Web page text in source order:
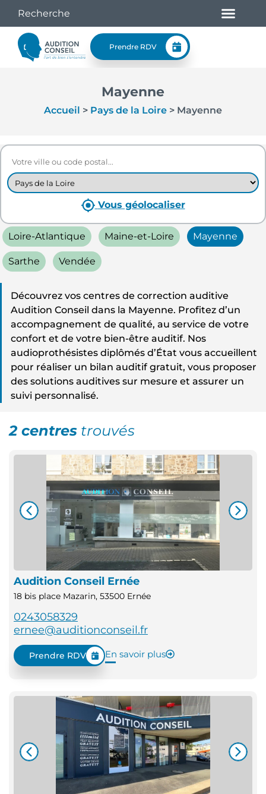
Prendre RDV
Mayenne
Accueil > Pays de la Loire > Mayenne
Vous géolocaliser
Loire-Atlantique Maine-et-Loire Mayenne
Sarthe Vendée
Découvrez vos centres de correction auditive
Audition Conseil dans la Mayenne. Profitez d’un
accompagnement de qualité, au service de votre
confort et de votre bien-être auditif. Nos
audioprothésistes diplômés d’État vous accueillent
pour réaliser un bilan auditif gratuit, vous proposer
des solutions auditives sur mesure et assurer un
suivi personnalisé.
2 centres trouvés
Audition Conseil Ernée
18 bis place Mazarin, 53500 Ernée
0243058329
ernee@auditionconseil.fr
Prendre RDV En savoir plus